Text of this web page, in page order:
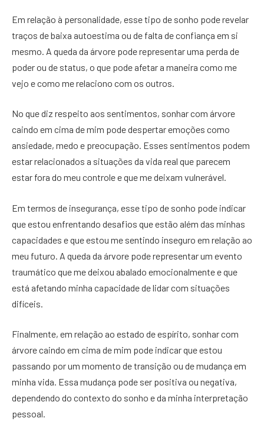
Em relação à personalidade, esse tipo de sonho pode revelar
traços de baixa autoestima ou de falta de confiança em si
mesmo. A queda da árvore pode representar uma perda de
poder ou de status, o que pode afetar a maneira como me
vejo e como me relaciono com os outros.
No que diz respeito aos sentimentos, sonhar com árvore
caindo em cima de mim pode despertar emoções como
ansiedade, medo e preocupação. Esses sentimentos podem
estar relacionados a situações da vida real que parecem
estar fora do meu controle e que me deixam vulnerável.
Em termos de insegurança, esse tipo de sonho pode indicar
que estou enfrentando desafios que estão além das minhas
capacidades e que estou me sentindo inseguro em relação ao
meu futuro. A queda da árvore pode representar um evento
traumático que me deixou abalado emocionalmente e que
está afetando minha capacidade de lidar com situações
difíceis.
Finalmente, em relação ao estado de espírito, sonhar com
árvore caindo em cima de mim pode indicar que estou
passando por um momento de transição ou de mudança em
minha vida. Essa mudança pode ser positiva ou negativa,
dependendo do contexto do sonho e da minha interpretação
pessoal.